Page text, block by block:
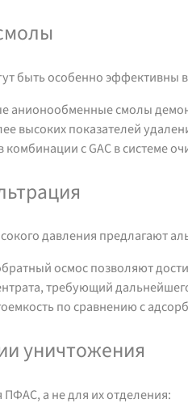
быть особенно эффективны
анионообменные смолы
высоких показателей
комбинации с GAC в системе
давления предлагают
осмос позволяют
требующий
по сравнению с
уничтожения
а не для их отделения: